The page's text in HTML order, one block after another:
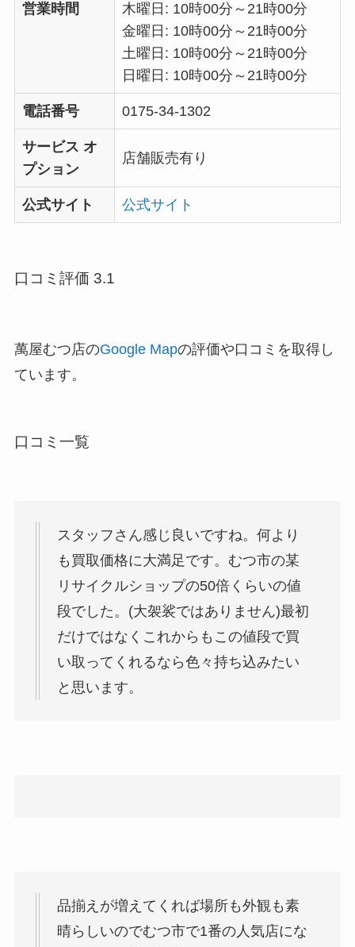
営業時間
木曜日: 10時00分～21時00分
金曜日: 10時00分～21時00分
土曜日: 10時00分～21時00分
日曜日: 10時00分～21時00分
電話番号 0175-34-1302
サービス オ
プション
店舗販売有り
公式サイト 公式サイト
口コミ評価 3.1
萬屋むつ店のGoogle Mapの評価や口コミを取得し
ています。
口コミ一覧
スタッフさん感じ良いですね。何より
も買取価格に大満足です。むつ市の某
リサイクルショップの50倍くらいの値
段でした。(大袈裟ではありません)最初
だけではなくこれからもこの値段で買
い取ってくれるなら色々持ち込みたい
と思います。
品揃えが増えてくれば場所も外観も素
晴らしいのでむつ市で1番の人気店にな